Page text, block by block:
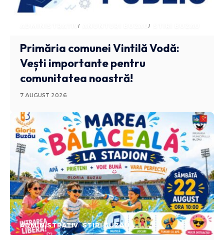
ADMINISTRATIV ANUNTURI BUZAU
Primăria comunei Vintilă Vodă:
Vești importante pentru
comunitatea noastră!
7 AUGUST 2026
ADMINISTRATIV STIRI BUZAU